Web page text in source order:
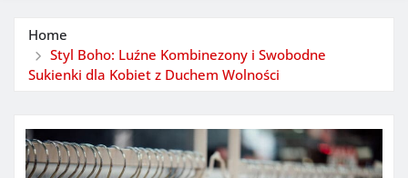
Home
Styl Boho: Luźne Kombinezony i Swobodne
Sukienki dla Kobiet z Duchem Wolności